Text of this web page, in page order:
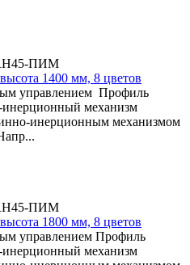
ПИМ
1400 мм, 8 цветов
управлением Профиль
механизм
инерционным механизмом
ПИМ
1800 мм, 8 цветов
управлением Профиль
механизм